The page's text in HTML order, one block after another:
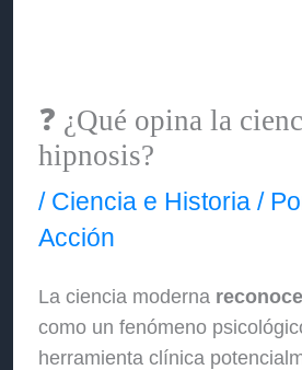
❓ ¿Qué opina la
hipnosis?
/ Ciencia e Historia /
Acción
La ciencia moderna reconoce
como un fenómeno
herramienta clínica